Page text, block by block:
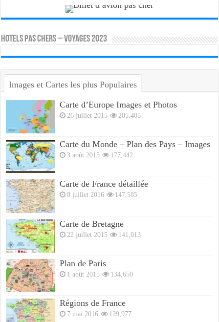
HOTELS PAS CHERS – VOYAGES 2023
Images et Cartes les plus Populaires
Carte d’Europe Images et Photos
26 juillet 2015 205,405
Carte du Monde – Plan des Pays – Images
3 août 2015 177,442
Carte de France détaillée
8 juillet 2016 147,585
Carte de Bretagne
22 juillet 2015 141,013
Plan de Paris
1 août 2015 134,650
Régions de France
7 mai 2016 129,977